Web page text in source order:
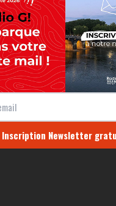
Inscription Newsletter